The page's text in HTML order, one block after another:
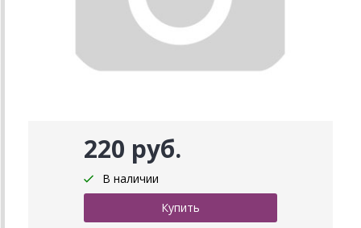
220 руб.
В наличии